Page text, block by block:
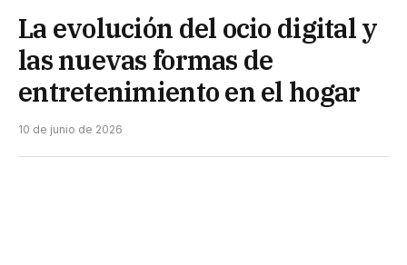
La evolución del ocio digital y
las nuevas formas de
entretenimiento en el hogar
10 de junio de 2026